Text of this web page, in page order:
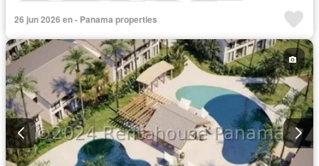
26 jun 2026 en - Panama properties